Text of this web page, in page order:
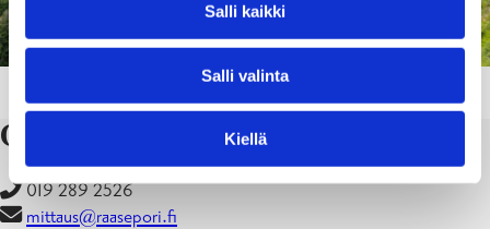
Salli kaikki
Salli valinta
Kiellä
Ota yhteyttä
019 289 2526
mittaus@raasepori.fi